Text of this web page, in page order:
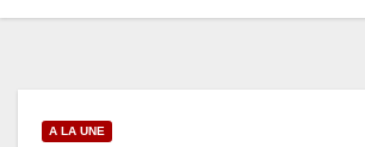
A LA UNE